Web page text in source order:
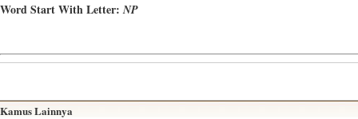
Word Start With Letter:NP
Kamus Lainnya